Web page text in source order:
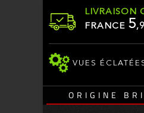
LIVRAISON
FRANCE 5,
VUES
ORIGINE